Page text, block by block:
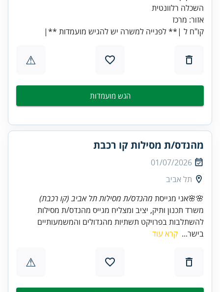
קו"ח ל |** לפנייה למשרה יש להגיש מועמדות **|
⚠
הגש מועמדות
מהנדס/ת מסילות קו רכבת
01/07/2026
תל אביב
🌸🌸אני מגייסת מהנדס/ת מסילות תל אביב (קו רכבת)
משרד תכנון ותיק, יציב ומצליח מגייס מהנדס/ת מסילות
להשתלבות בפרויקט תשתיות מהגדולים והמשמעותיים
בישר... קרא עוד
⚠